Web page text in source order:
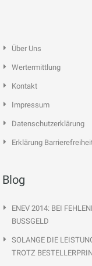
Über Uns
Wertermittlung
Kontakt
Impressum
Datenschutzerklärung
Erklärung
Blog
ENEV 2014: BEI
BUSSGELD
SOLANGE DIE
TROTZ